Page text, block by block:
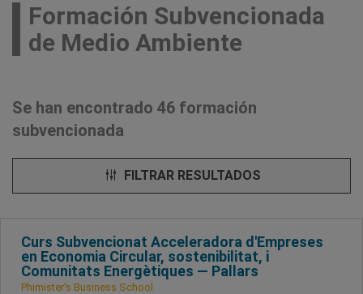
Formación Subvencionada
de Medio Ambiente
Se han encontrado 46 formación
subvencionada
FILTRAR RESULTADOS
Curs Subvencionat Acceleradora d'Empreses
en Economia Circular, sostenibilitat, i
Comunitats Energètiques — Pallars
Phimister's Business School